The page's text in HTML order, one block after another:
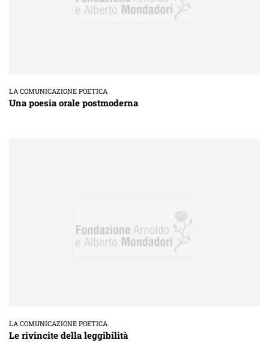
LA COMUNICAZIONE POETICA
Una poesia orale postmoderna
LA COMUNICAZIONE POETICA
Le rivincite della leggibilità